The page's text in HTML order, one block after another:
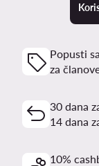
Popusti
za
30 dana
14 dana
10%